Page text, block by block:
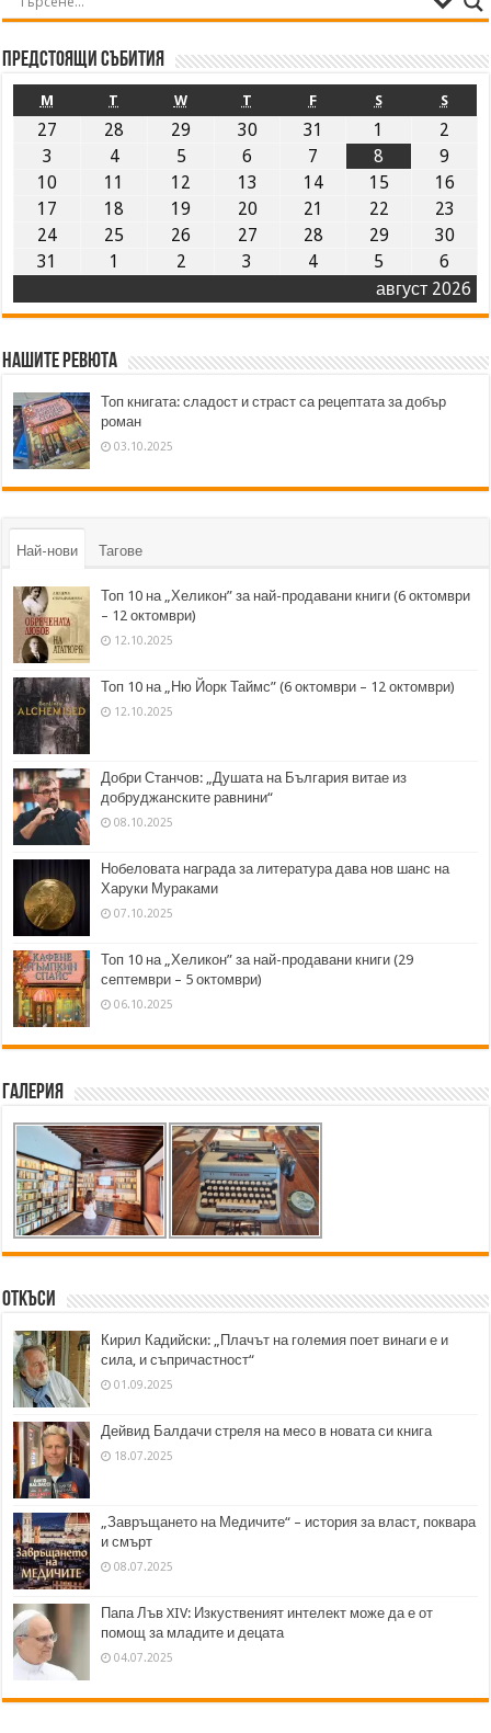
Предстоящи събития
август 2026
M T W T F S S
27 28 29 30 31 1
2
3
4 5 6 7 8
9
10
11 12 13 14 15
16
17
18 19 20 21 22
23
24
25 26 27 28 29
30
31
1 2 3 4 5 6
Нашите ревюта
Топ книгата: сладост и страст са рецептата за добър
роман
03.10.2025
Най-нови Тагове
Топ 10 на „Хеликон” за най-продавани книги (6 октомври
– 12 октомври)
12.10.2025
Топ 10 на „Ню Йорк Таймс” (6 октомври – 12 октомври)
12.10.2025
Добри Станчов: „Душата на България витае из
добруджанските равнини“
08.10.2025
Нобеловата награда за литература дава нов шанс на
Харуки Мураками
07.10.2025
Топ 10 на „Хеликон” за най-продавани книги (29
септември – 5 октомври)
06.10.2025
Галерия
Откъси
Кирил Кадийски: „Плачът на големия поет винаги е и
сила, и съпричастност“
01.09.2025
Дейвид Балдачи стреля на месо в новата си книга
18.07.2025
„Завръщането на Медичите“ – история за власт, поквара
и смърт
08.07.2025
Папа Лъв XIV: Изкуственият интелект може да е от
помощ за младите и децата
04.07.2025